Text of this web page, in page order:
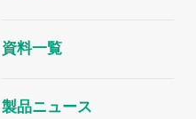
資料一覧
製品ニュース